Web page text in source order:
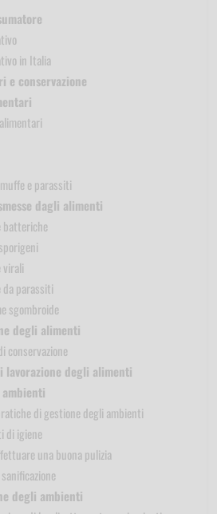
in Italia
e conservazione
e parassiti
dagli alimenti
batteriche
parassiti
sgombroide
degli alimenti
conservazione
lavorazione degli alimenti
di gestione degli ambienti
di igiene
una buona pulizia
degli ambienti